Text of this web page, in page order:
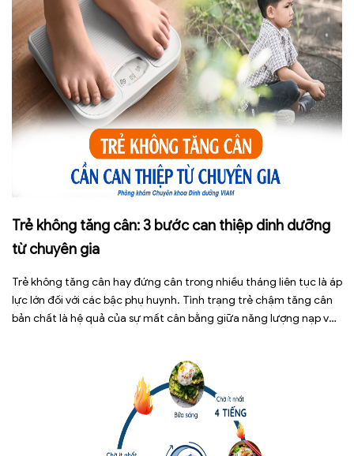
Trẻ không tăng cân: 3 bước can thiệp dinh dưỡng
từ chuyên gia
Trẻ không tăng cân hay đứng cân trong nhiều tháng liên tục là áp
lực lớn đối với các bậc phụ huynh. Tình trạng trẻ chậm tăng cân
bản chất là hệ quả của sự mất cân bằng giữa năng lượng nạp vào